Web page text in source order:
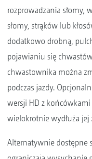
rozprowadzania słomy,
słomy, strąków lub
dodatkowo drobną,
pojawianiu się
chwastownika można
podczas jazdy.
wersji HD z
wielokrotnie wydłuża jej
Alternatywnie dostępne